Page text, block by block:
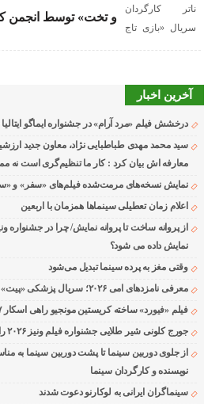
و تخت» توسط انجمن
آخرین اخبار
درخشش فیلم «مرد آرام» در جشنواره ایماگو ایتالیا ۲۰۲۶
سید محمد مهدی طباطبایی نژاد، معاون جدید
معارفه اش بیان کرد : کار ما تنظیم‌گری است نه
نمایش نسخه‌های مرمت‌شده فیلم‌های «سفر» و
اعلام زمان تعطیلی سینماها همزمان با اربعین
از پروانه ساخت تا پروانه نمایش/ چرا در جشنواره
نمایش داده می شود؟
وقتی مغز به پرده سینما تبدیل می‌شود
معرفی نامزدهای امی ۲۰۲۶؛ سریال پزشکی «پیت» پیشتاز شد
فیلم «فیورد» ساخته کریستین مونجیو راهی اسکار ۲۰۲۷شد
جورج کلونی شیر طلایی جشنواره فیلم ونیز ۲۰۲۶ را می‌گیرد
از جلوی دوربین سینما تا پشت دوربین سینما به
نویسنده و کارگردان سینما
سینماگران ایرانی به لوکارنو دعوت شدند